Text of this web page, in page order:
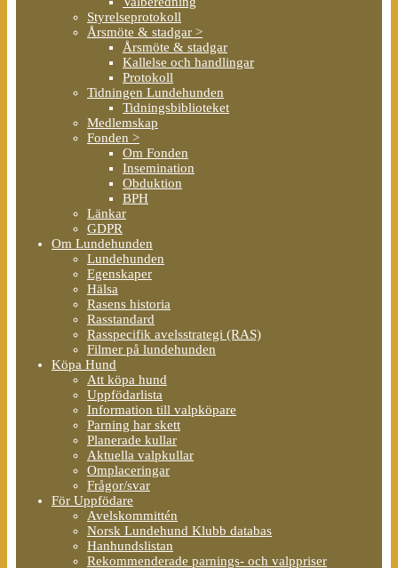
Styrelseprotokoll
Årsmöte & stadgar >
Årsmöte & stadgar
Kallelse och handlingar
Protokoll
Tidningen Lundehunden
Tidningsbiblioteket
Medlemskap
Fonden >
Om Fonden
Insemination
Obduktion
BPH
Länkar
GDPR
Om Lundehunden
Lundehunden
Egenskaper
Hälsa
Rasens historia
Rasstandard
Rasspecifik avelsstrategi (RAS)
Filmer på lundehunden
Köpa Hund
Att köpa hund
Uppfödarlista
Information till valpköpare
Parning har skett
Planerade kullar
Aktuella valpkullar
Omplaceringar
Frågor/svar
För Uppfödare
Avelskommittén
Norsk Lundehund Klubb databas
Hanhundslistan
Rekommenderade parnings- och valppriser